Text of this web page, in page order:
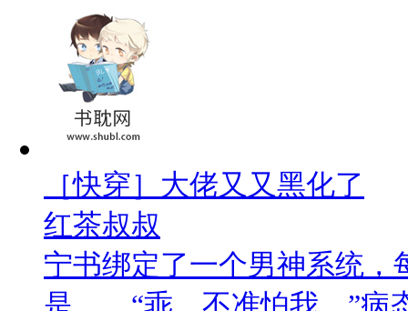
［快穿］大佬又又黑化了
红茶叔叔
宁书绑定了一个男神系统